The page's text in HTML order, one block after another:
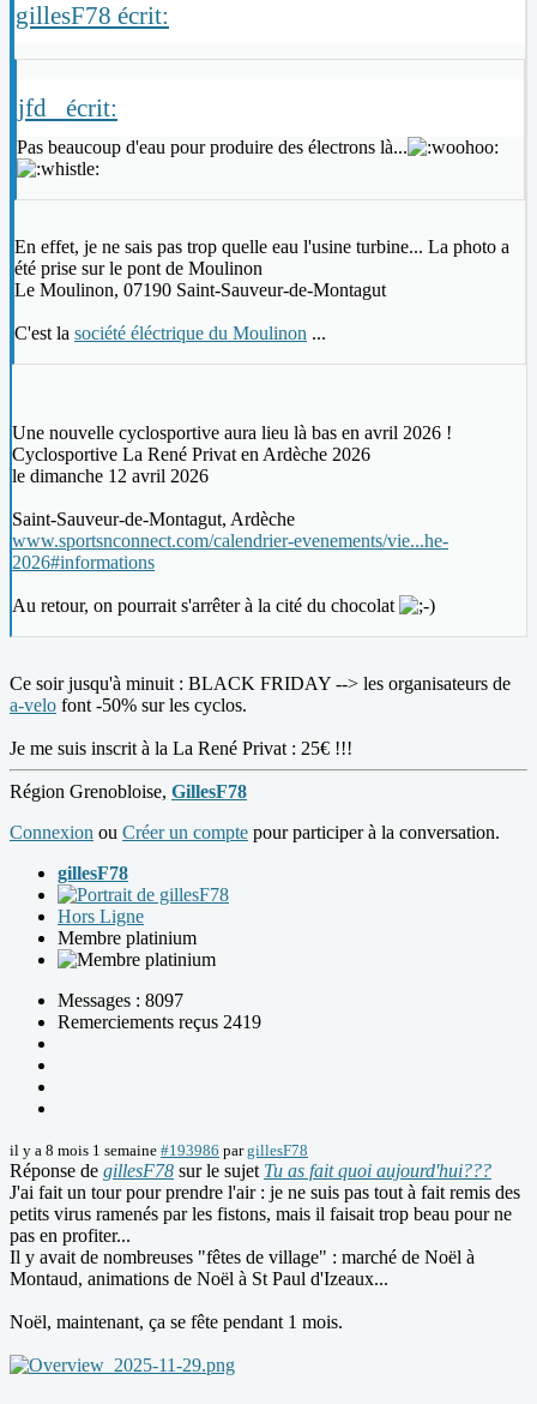
gillesF78 écrit:
jfd_ écrit:
Pas beaucoup d'eau pour produire des électrons là...
En effet, je ne sais pas trop quelle eau l'usine turbine... La photo a
été prise sur le pont de Moulinon
Le Moulinon, 07190 Saint-Sauveur-de-Montagut
C'est la société éléctrique du Moulinon ...
Une nouvelle cyclosportive aura lieu là bas en avril 2026 !
Cyclosportive La René Privat en Ardèche 2026
le dimanche 12 avril 2026
Saint-Sauveur-de-Montagut, Ardèche
www.sportsnconnect.com/calendrier-evenements/vie...he-
2026#informations
Au retour, on pourrait s'arrêter à la cité du chocolat
Ce soir jusqu'à minuit : BLACK FRIDAY --> les organisateurs de
a-velo font -50% sur les cyclos.
Je me suis inscrit à la La René Privat : 25€ !!!
Région Grenobloise, GillesF78
Connexion ou Créer un compte pour participer à la conversation.
gillesF78
Hors Ligne
Membre platinium
Messages : 8097
Remerciements reçus 2419
il y a 8 mois 1 semaine #193986 pargillesF78
Réponse de gillesF78 sur le sujet Tu as fait quoi aujourd'hui???
J'ai fait un tour pour prendre l'air : je ne suis pas tout à fait remis des
petits virus ramenés par les fistons, mais il faisait trop beau pour ne
pas en profiter...
Il y avait de nombreuses "fêtes de village" : marché de Noël à
Montaud, animations de Noël à St Paul d'Izeaux...
Noël, maintenant, ça se fête pendant 1 mois.